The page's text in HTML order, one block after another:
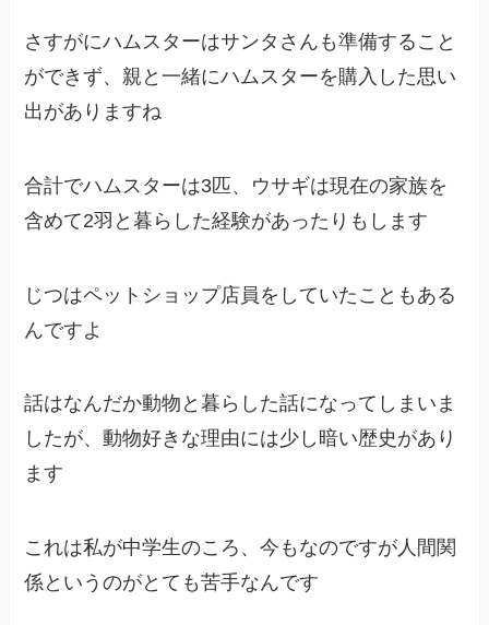
さすがにハムスターはサンタさんも準備すること
ができず、親と一緒にハムスターを購入した思い
出がありますね
合計でハムスターは3匹、ウサギは現在の家族を
含めて2羽と暮らした経験があったりもします
じつはペットショップ店員をしていたこともある
んですよ
話はなんだか動物と暮らした話になってしまいま
したが、動物好きな理由には少し暗い歴史があり
ます
これは私が中学生のころ、今もなのですが人間関
係というのがとても苦手なんです